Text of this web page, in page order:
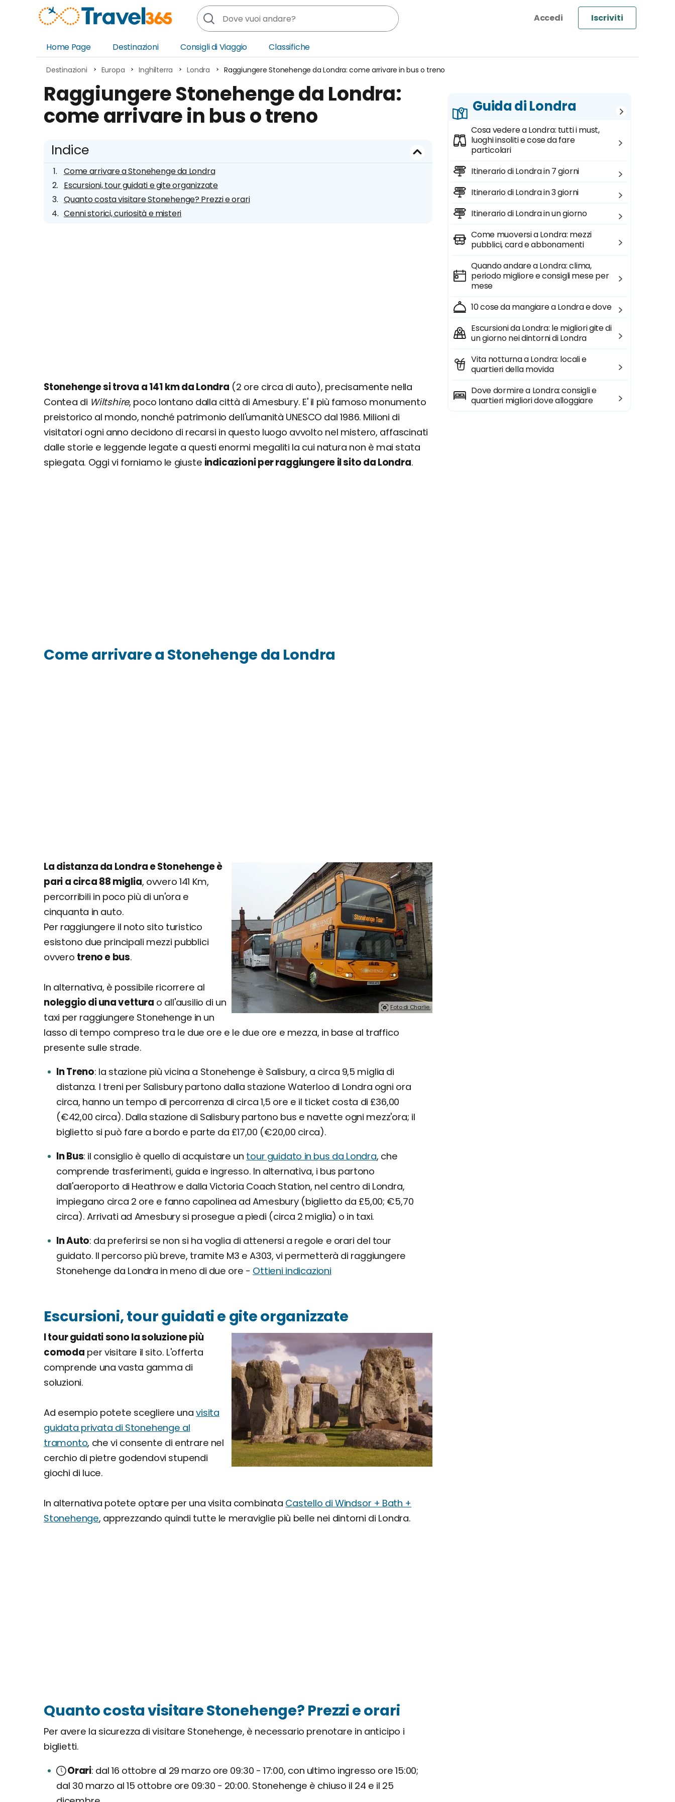
Iscriviti
Home Page
Destinazioni
Oceania
Nord America
America Centrale
Sud America
Medio Oriente
Consigli di Viaggio Classifiche
Destinazioni Europa Inghilterra Londra Raggiungere Stonehenge da Londra: come arrivare in bus o treno
Raggiungere Stonehenge da Londra:
come arrivare in bus o treno
Indice
Come arrivare a Stonehenge da Londra
Escursioni, tour guidati e gite organizzate
Quanto costa visitare Stonehenge? Prezzi e orari
Cenni storici, curiosità e misteri
Stonehenge si trova a 141 km da Londra (2 ore circa di auto), precisamente nella
Contea di Wiltshire, poco lontano dalla città di Amesbury. E' il più famoso monumento
preistorico al mondo, nonché patrimonio dell'umanità UNESCO dal 1986. Milioni di
visitatori ogni anno decidono di recarsi in questo luogo avvolto nel mistero, affascinati
dalle storie e leggende legate a questi enormi megaliti la cui natura non è mai stata
spiegata. Oggi vi forniamo le giuste indicazioni per raggiungere il sito da Londra.
Come arrivare a Stonehenge da Londra
Foto di Charlie.
La distanza da Londra e Stonehenge è
pari a circa 88 miglia, ovvero 141 Km,
percorribili in poco più di un'ora e
cinquanta in auto.
Per raggiungere il noto sito turistico
esistono due principali mezzi pubblici
ovvero treno e bus.
In alternativa, è possibile ricorrere al
noleggio di una vettura o all'ausilio di un
taxi per raggiungere Stonehenge in un
lasso di tempo compreso tra le due ore e le due ore e mezza, in base al traffico
presente sulle strade.
In Treno la stazione più vicina a Stonehenge è Salisbury, a circa 9,5 miglia di
distanza. I treni per Salisbury partono dalla stazione Waterloo di Londra ogni ora
circa, hanno un tempo di percorrenza di circa 1,5 ore e il ticket costa di £36,00
(€42,00 circa). Dalla stazione di Salisbury partono bus e navette ogni mezz'ora; il
biglietto si può fare a bordo e parte da £17,00 (€20,00 circa).
In Bus il consiglio è quello di acquistare un tour guidato in bus da Londra, che
comprende trasferimenti, guida e ingresso. In alternativa, i bus partono
dall'aeroporto di Heathrow e dalla Victoria Coach Station, nel centro di Londra,
impiegano circa 2 ore e fanno capolinea ad Amesbury (biglietto da £5,00; €5,70
circa). Arrivati ad Amesbury si prosegue a piedi (circa 2 miglia) o in taxi.
In Auto da preferirsi se non si ha voglia di attenersi a regole e orari del tour
guidato. Il percorso più breve, tramite M3 e A303, vi permetterà di raggiungere
Stonehenge da Londra in meno di due ore - Ottieni indicazioni
Escursioni, tour guidati e gite organizzate
I tour guidati sono la soluzione più
comoda per visitare il sito. L'offerta
comprende una vasta gamma di
soluzioni.
Ad esempio potete scegliere unavisita
guidata privata di Stonehenge al
tramonto, che vi consente di entrare nel
cerchio di pietre godendovi stupendi
giochi di luce.
In alternativa potete optare per una visita combinata Castello di Windsor + Bath +
Stonehenge, apprezzando quindi tutte le meraviglie più belle nei dintorni di Londra.
Quanto costa visitare Stonehenge? Prezzi e orari
Per avere la sicurezza di visitare Stonehenge, è necessario prenotare in anticipo i
biglietti.
Orari dal 16 ottobre al 29 marzo ore 09:30 - 17:00, con ultimo ingresso ore 15:00;
dal 30 marzo al 15 ottobre ore 09:30 - 20:00. Stonehenge è chiuso il 24 e il 25
Guida di Londra
Cosa vedere a Londra: tutti i must,
luoghi insoliti e cose da fare
particolari
Itinerario di Londra in 7 giorni
Itinerario di Londra in 3 giorni
Itinerario di Londra in un giorno
Come muoversi a Londra: mezzi
pubblici, card e abbonamenti
Quando andare a Londra: clima,
periodo migliore e consigli mese per
mese
10 cose da mangiare a Londra e dove
Escursioni da Londra: le migliori gite di
un giorno nei dintorni di Londra
Vita notturna a Londra: locali e
quartieri della movida
Dove dormire a Londra: consigli e
quartieri migliori dove alloggiare